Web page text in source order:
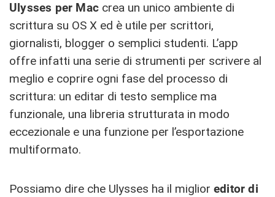
Ulysses per Mac crea un unico ambiente di
scrittura su OS X ed è utile per scrittori,
giornalisti, blogger o semplici studenti. L’app
offre infatti una serie di strumenti per scrivere al
meglio e coprire ogni fase del processo di
scrittura: un editar di testo semplice ma
funzionale, una libreria strutturata in modo
eccezionale e una funzione per l’esportazione
multiformato.
Possiamo dire che Ulysses ha il miglior editor di